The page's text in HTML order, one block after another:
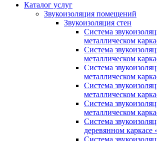
Каталог услуг
Звукоизоляция помещений
Звукоизоляция стен
Система
металлическом
Система
металлическом
Система
металлическом
Система
металлическом
Система
металлическом
Система
деревянном каркасе
Система